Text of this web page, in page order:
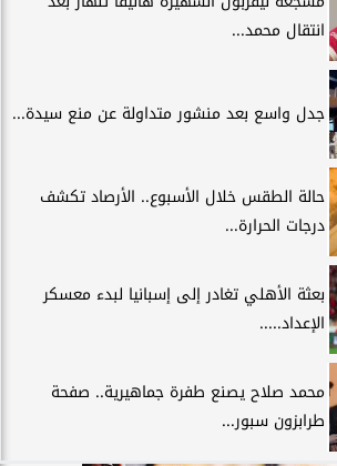
انتقال محمد...
جدل واسع بعد منشور متداولة عن منع سيدة...
حالة الطقس خلال الأسبوع.. الأرصاد تكشف
درجات الحرارة...
بعثة الأهلي تغادر إلى إسبانيا لبدء معسكر
الإعداد.....
محمد صلاح يصنع طفرة جماهيرية.. صفحة
طرابزون سبور...